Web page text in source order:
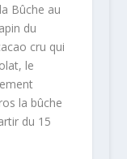
Bûche au
du
cru qui
le
la bûche
du 15